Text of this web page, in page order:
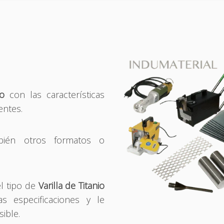
con las características
otros formatos o
tipo de Varilla de Titanio
especificaciones y le